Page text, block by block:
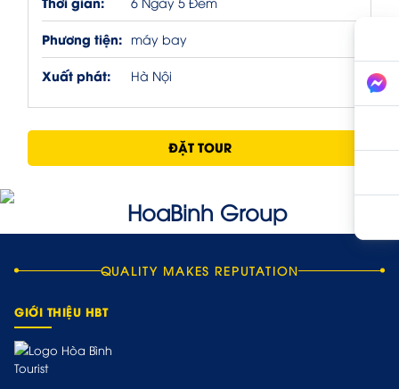
Phương tiện: máy bay
Xuất phát: Hà Nội
ĐẶT TOUR
QUALITY MAKES REPUTATION
GIỚI THIỆU HBT